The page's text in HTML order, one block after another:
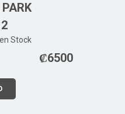
Stock
₡6500